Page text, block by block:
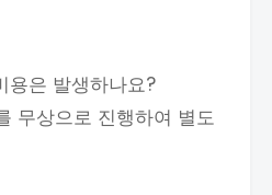
용은 발생하나요?
무상으로 진행하여 별도